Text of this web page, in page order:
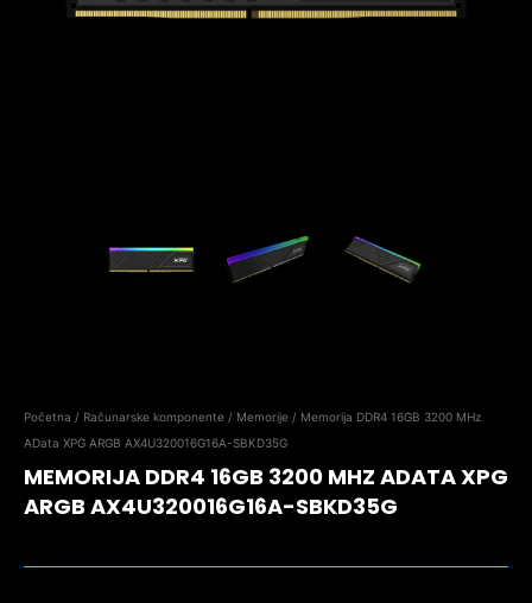
Početna / Računarske komponente / Memorije / Memorija DDR4 16GB 3200 MHz
AData XPG ARGB AX4U320016G16A-SBKD35G
MEMORIJA DDR4 16GB 3200 MHZ ADATA XPG
ARGB AX4U320016G16A-SBKD35G